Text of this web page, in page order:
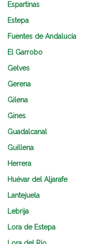
Espartinas
Estepa
Fuentes de Andalucía
El Garrobo
Gelves
Gerena
Gilena
Gines
Guadalcanal
Guillena
Herrera
Huévar del Aljarafe
Lantejuela
Lebrija
Lora de Estepa